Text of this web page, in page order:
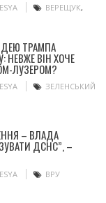
ВЕРЕЩУК,
ТРАМПА
НЕВЖЕ ВІН ХОЧЕ
ЛУЗЕРОМ?
ЗЕЛЕНСЬКИЙ
– ВЛАДА
ДСНС”, –
ВРУ